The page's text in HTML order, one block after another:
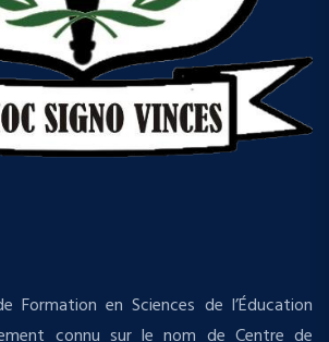
Formation en Sciences de l’Éducation